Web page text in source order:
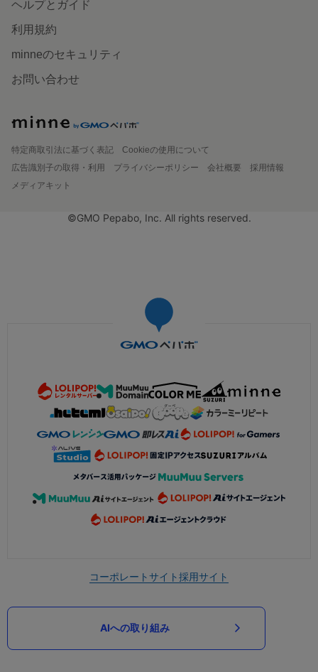
ヘルプとガイド
利用規約
minneのセキュリティ
お問い合わせ
特定商取引法に基づく表記
Cookieの使用について
広告識別子の取得・利用
プライバシーポリシー 会社概要
採用情報
メディアキット
©GMO Pepabo, Inc. All rights reserved.
コーポレートサイト採用サイト
AIへの取り組み